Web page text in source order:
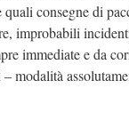
quali consegne di
improbabili
immediate e da
modalità